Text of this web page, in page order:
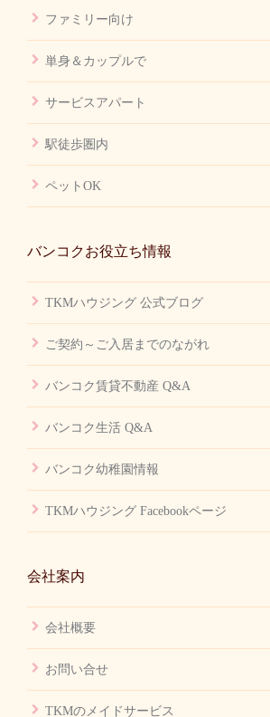
ファミリー向け
単身＆カップルで
サービスアパート
駅徒歩圏内
ペットOK
バンコクお役立ち情報
TKMハウジング 公式ブログ
ご契約～ご入居までのながれ
バンコク賃貸不動産 Q&A
バンコク生活 Q&A
バンコク幼稚園情報
TKMハウジング Facebookページ
会社案内
会社概要
お問い合せ
TKMのメイドサービス